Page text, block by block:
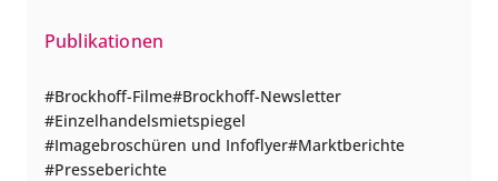
Publikationen
Brockhoff-Filme Brockhoff-Newsletter
Einzelhandelsmietspiegel
Imagebroschüren und Infoflyer Marktberichte
Presseberichte